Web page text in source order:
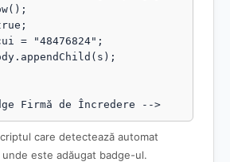
Firmă de Încredere -->
care detectează automat
este adăugat badge-ul.